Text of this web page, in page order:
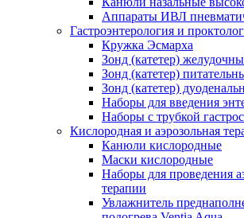
Аппараты ИВЛ
Гастроэнтерология и
Кружка Эсмарха
Зонд (катетер)
Зонд (катетер)
Зонд (катетер)
Наборы для введения
Наборы с трубкой
Кислородная и аэрозольная
Канюли кислородные
Маски кислородные
Наборы для проведения
терапии
Увлажнитель